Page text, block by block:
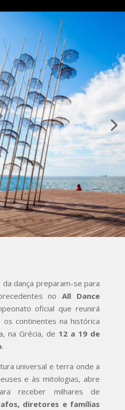
dança preparam-se para
noAll Dance
oficial que reunirá
continentes na histórica
na Grécia, de 12 a 19 de
.
universal e terra onde a
e às mitologias, abre
receber milhares de
diretores e famílias